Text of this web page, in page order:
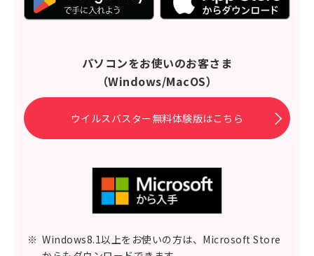
パソコンをお使いのお客さま
（Windows/MacOS）
ウイルスバスター無料体験版はこちら
※ Windows8.1以上をお使いの方は、Microsoft Store